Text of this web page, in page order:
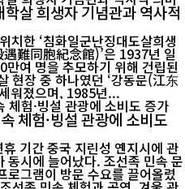
살 희생자 기념관과 역사적
치한 ‘침화일군난징대도살희생
難同胞紀念館)’은 1937년 일
여 명을 추모하기 위해 건립된
현장 중 하나였던 ‘강동문(江东
워졌으며, 1985년...
체험·빙설 관광에 소비도
기간 중국 지린성 옌지시에 관
동시에 늘어났다. 조선족 민속 문
로그램이 방문 수요를 끌어올렸